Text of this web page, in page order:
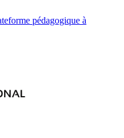
pédagogique à